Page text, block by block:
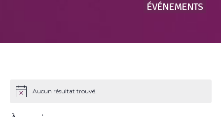
ÉVÉNEMENTS
Aucun résultat trouvé.